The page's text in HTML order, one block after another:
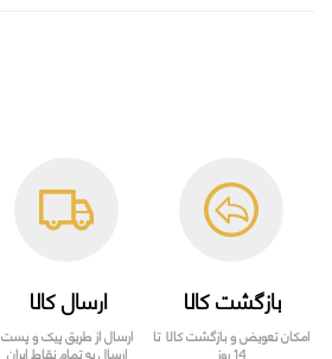
بازگشت کالا
امکان تعویض و بازگشت کالا تا
14 روز
ارسال کالا
ارسال از طریق پیک و پست
ارسال به تمام نقاط ایران